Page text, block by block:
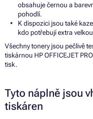
obsahuje černou a
pohodlí.
K dispozici jsou také
kdo potřebují extra
Všechny tonery jsou pečlivě
tiskárnou HP OFFICEJET
tisk.
Tyto náplně jsou
tiskáren